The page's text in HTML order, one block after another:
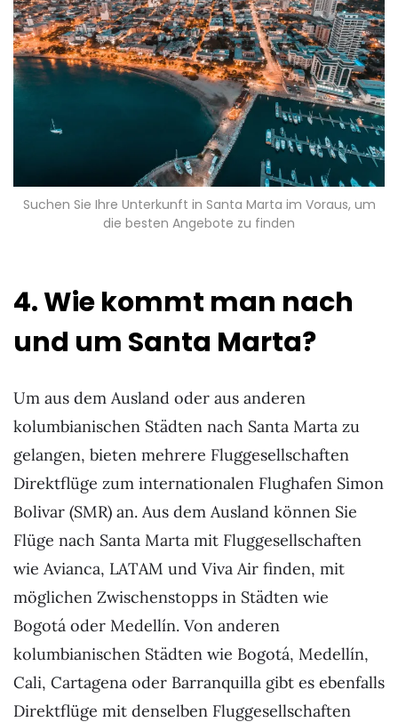
Suchen Sie Ihre Unterkunft in Santa Marta im Voraus, um
die besten Angebote zu finden
4. Wie kommt man nach
und um Santa Marta?
Um aus dem Ausland oder aus anderen
kolumbianischen Städten nach Santa Marta zu
gelangen, bieten mehrere Fluggesellschaften
Direktflüge zum internationalen Flughafen Simon
Bolivar (SMR) an. Aus dem Ausland können Sie
Flüge nach Santa Marta mit Fluggesellschaften
wie Avianca, LATAM und Viva Air finden, mit
möglichen Zwischenstopps in Städten wie
Bogotá oder Medellín. Von anderen
kolumbianischen Städten wie Bogotá, Medellín,
Cali, Cartagena oder Barranquilla gibt es ebenfalls
Direktflüge mit denselben Fluggesellschaften